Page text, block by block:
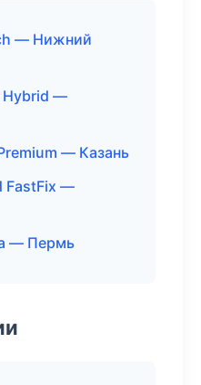
— Нижний
Hybrid —
— Казань
FastFix —
— Пермь